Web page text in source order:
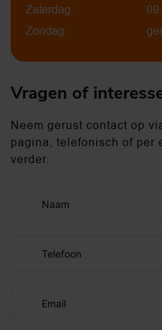
Zaterdag:
Zondag:
Vragen of
Neem gerust contact op
pagina, telefonisch of per
verder.
Naam
Telefoon
Email